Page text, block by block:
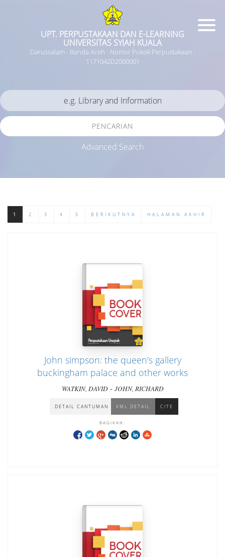
UPT. PERPUSTAKAAN DAN E-LEARNING
UNIVERSITAS SYIAH KUALA
Darussalam - Banda Aceh - Nomor Pokok Perpustakaan :
1171042D2000001
PENCARIAN
Advanced Search
1 2 3 4 5 BERIKUTNYA HALAMAN AKHIR
John simpson: the queen's gallery
buckingham palace and other works
WATKIN, DAVID- JOHN, RICHARD
DETAIL CANTUMAN XML DETAIL CITE
BAGIKAN: